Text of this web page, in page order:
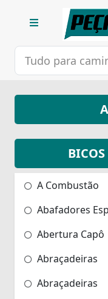
A Combustão
Abafadores
Abertura Capô
Abraçadeiras
Abraçadeiras